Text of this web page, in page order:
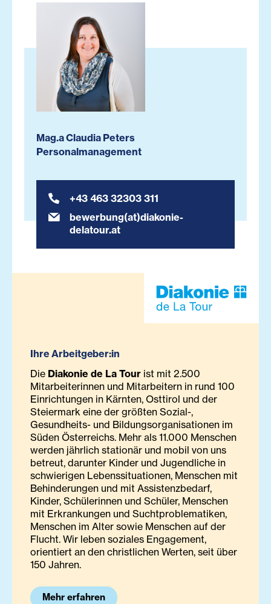
Mag.a Claudia Peters
Personalmanagement
+43 463 32303 311
bewerbung(at)diakonie-
delatour.at
Ihre Arbeitgeber:in
Die Diakonie de La Tour ist mit 2.500
Mitarbeiterinnen und Mitarbeitern in rund 100
Einrichtungen in Kärnten, Osttirol und der
Steiermark eine der größten Sozial-,
Gesundheits- und Bildungsorganisationen im
Süden Österreichs. Mehr als 11.000 Menschen
werden jährlich stationär und mobil von uns
betreut, darunter Kinder und Jugendliche in
schwierigen Lebenssituationen, Menschen mit
Behinderungen und mit Assistenzbedarf,
Kinder, Schülerinnen und Schüler, Menschen
mit Erkrankungen und Suchtproblematiken,
Menschen im Alter sowie Menschen auf der
Flucht. Wir leben soziales Engagement,
orientiert an den christlichen Werten, seit über
150 Jahren.
Mehr erfahren